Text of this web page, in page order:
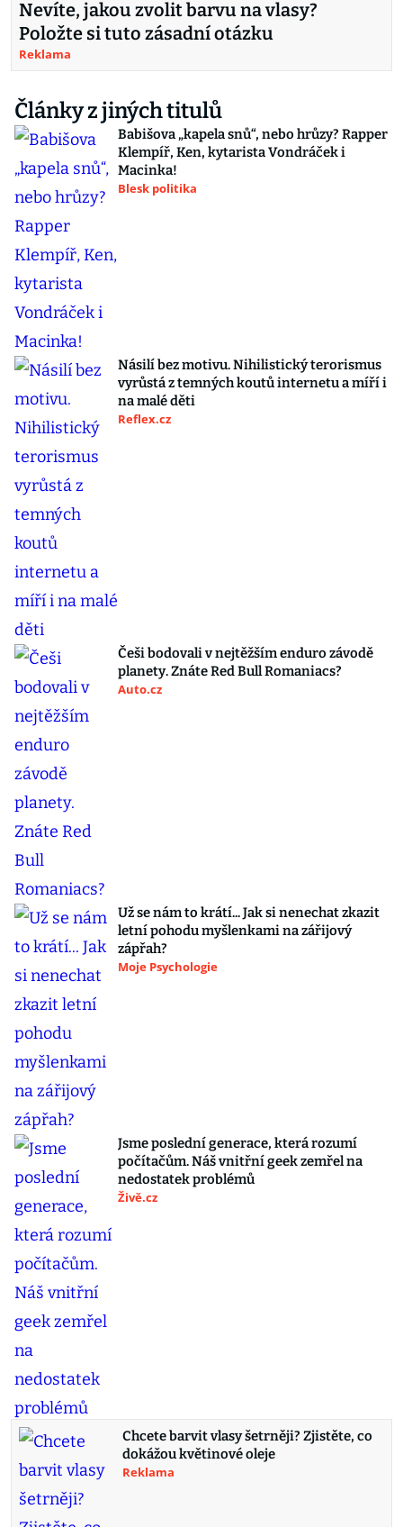
Nevíte, jakou zvolit barvu na vlasy?
Položte si tuto zásadní otázku
Reklama
Články z jiných titulů
Babišova „kapela snů“, nebo hrůzy? Rapper
Klempíř, Ken, kytarista Vondráček i
Macinka!
Blesk politika
Násilí bez motivu. Nihilistický terorismus
vyrůstá z temných koutů internetu a míří i
na malé děti
Reflex.cz
Češi bodovali v nejtěžším enduro závodě
planety. Znáte Red Bull Romaniacs?
Auto.cz
Už se nám to krátí... Jak si nenechat zkazit
letní pohodu myšlenkami na zářijový
zápřah?
Moje Psychologie
Jsme poslední generace, která rozumí
počítačům. Náš vnitřní geek zemřel na
nedostatek problémů
Živě.cz
Chcete barvit vlasy šetrněji? Zjistěte, co
dokážou květinové oleje
Reklama